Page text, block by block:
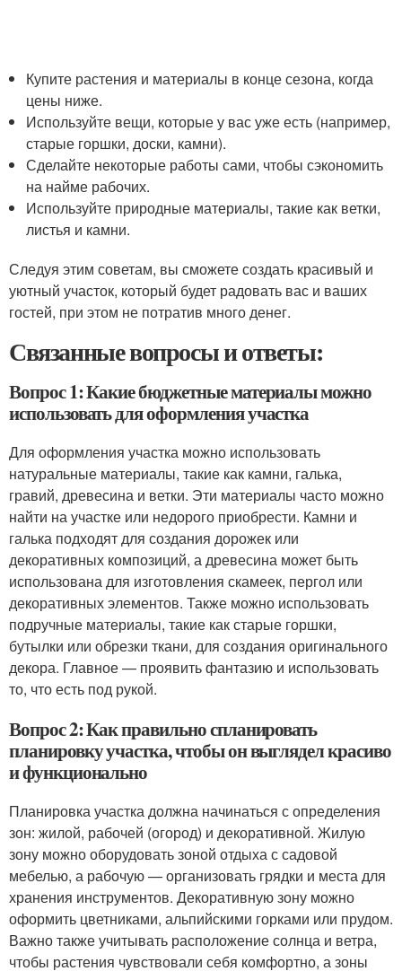
Купите растения и материалы в конце сезона, когда
цены ниже.
Используйте вещи, которые у вас уже есть (например,
старые горшки, доски, камни).
Сделайте некоторые работы сами, чтобы сэкономить
на найме рабочих.
Используйте природные материалы, такие как ветки,
листья и камни.
Следуя этим советам, вы сможете создать красивый и
уютный участок, который будет радовать вас и ваших
гостей, при этом не потратив много денег.
Связанные вопросы и ответы:
Вопрос 1: Какие бюджетные материалы можно
использовать для оформления участка
Для оформления участка можно использовать
натуральные материалы, такие как камни, галька,
гравий, древесина и ветки. Эти материалы часто можно
найти на участке или недорого приобрести. Камни и
галька подходят для создания дорожек или
декоративных композиций, а древесина может быть
использована для изготовления скамеек, пергол или
декоративных элементов. Также можно использовать
подручные материалы, такие как старые горшки,
бутылки или обрезки ткани, для создания оригинального
декора. Главное — проявить фантазию и использовать
то, что есть под рукой.
Вопрос 2: Как правильно спланировать
планировку участка, чтобы он выглядел красиво
и функционально
Планировка участка должна начинаться с определения
зон: жилой, рабочей (огород) и декоративной. Жилую
зону можно оборудовать зоной отдыха с садовой
мебелью, а рабочую — организовать грядки и места для
хранения инструментов. Декоративную зону можно
оформить цветниками, альпийскими горками или прудом.
Важно также учитывать расположение солнца и ветра,
чтобы растения чувствовали себя комфортно, а зоны